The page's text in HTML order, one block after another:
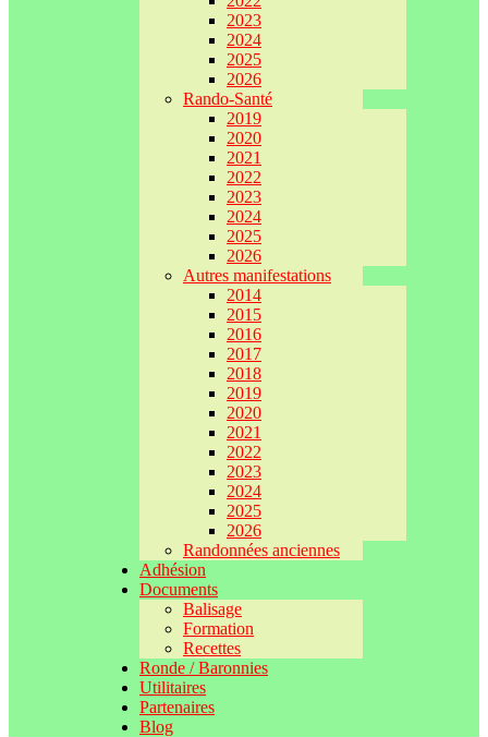
2023
2024
2025
2026
Rando-Santé
2019
2020
2021
2022
2023
2024
2025
2026
Autres manifestations
2014
2015
2016
2017
2018
2019
2020
2021
2022
2023
2024
2025
2026
Randonnées anciennes
Adhésion
Documents
Balisage
Formation
Recettes
Ronde / Baronnies
Utilitaires
Partenaires
Blog